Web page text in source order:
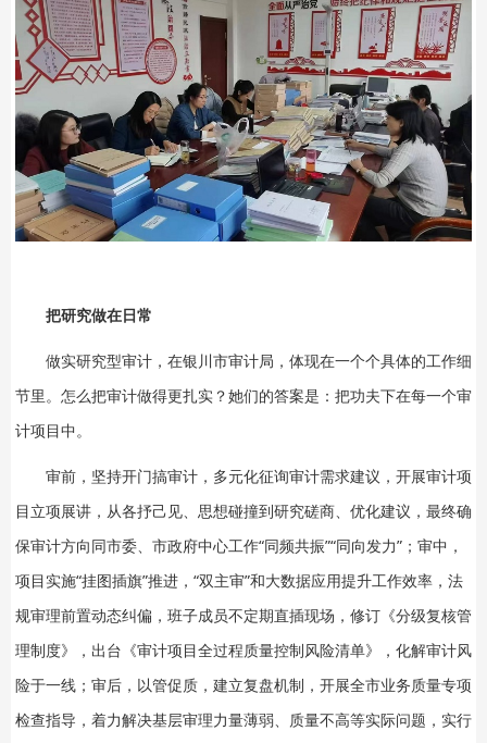
把研究做在日常
做实研究型审计，在银川市审计局，体现在一个个具体的工作细
节里。怎么把审计做得更扎实？她们的答案是：把功夫下在每一个审
计项目中。
审前，坚持开门搞审计，多元化征询审计需求建议，开展审计项
目立项展讲，从各抒己见、思想碰撞到研究磋商、优化建议，最终确
保审计方向同市委、市政府中心工作“同频共振”“同向发力”；审中，
项目实施“挂图插旗”推进，“双主审”和大数据应用提升工作效率，法
规审理前置动态纠偏，班子成员不定期直插现场，修订《分级复核管
理制度》，出台《审计项目全过程质量控制风险清单》，化解审计风
险于一线；审后，以管促质，建立复盘机制，开展全市业务质量专项
检查指导，着力解决基层审理力量薄弱、质量不高等实际问题，实行